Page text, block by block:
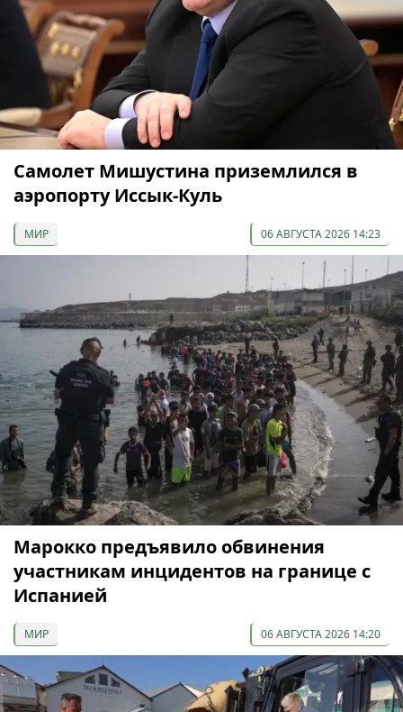
Самолет Мишустина приземлился в
аэропорту Иссык-Куль
МИР 06 АВГУСТА 2026 14:23
Марокко предъявило обвинения
участникам инцидентов на границе с
Испанией
МИР 06 АВГУСТА 2026 14:20